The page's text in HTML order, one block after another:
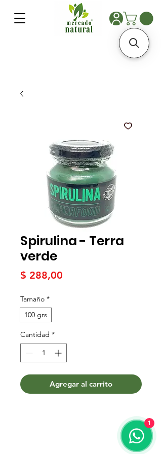
Spirulina - Terra
verde
$ 288,00
Tamaño *
100 grs
Cantidad *
Agregar al carrito
1